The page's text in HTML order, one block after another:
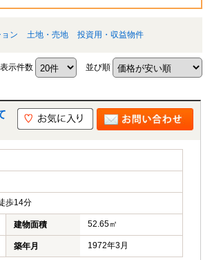
ン 土地・売地 投資用・収益物件
表示件数 並び順
歩14分
建物面積 52.65㎡
築年月 1972年3月